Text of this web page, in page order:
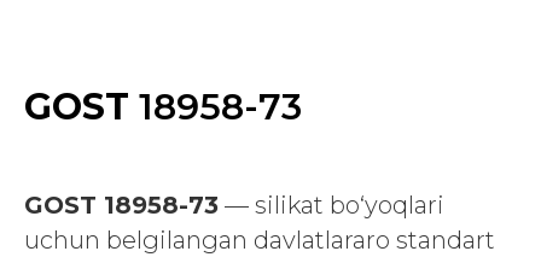
GOST 18958-73
GOST 18958-73 — silikat bo‘yoqlari
uchun belgilangan davlatlararo standart